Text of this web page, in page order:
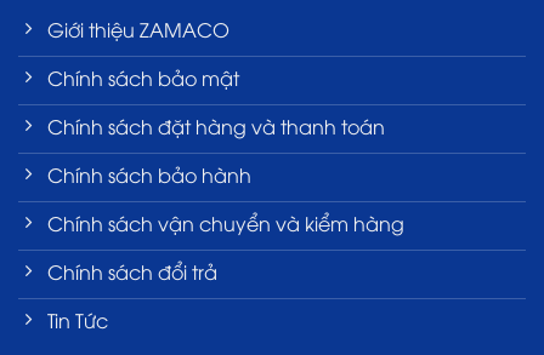
Giới thiệu ZAMACO
Chính sách bảo mật
Chính sách đặt hàng và thanh toán
Chính sách bảo hành
Chính sách vận chuyển và kiểm hàng
Chính sách đổi trả
Tin Tức